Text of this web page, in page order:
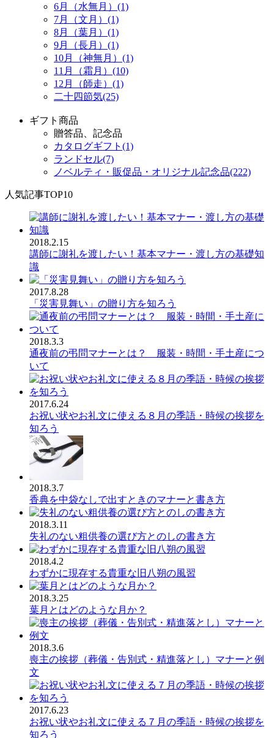
6月（水無月）(1)
7月（文月）(1)
8月（葉月）(1)
9月（長月）(1)
10月（神無月）(1)
11月（霜月）(10)
12月（師走）(1)
二十四節気(25)
ギフト商品
贈答品、記念品
カタログギフト(1)
ランドセル(7)
ノベルティ・販促品・オリジナル記念品(222)
人気記事TOP10
2018.2.15
講師に謝礼を渡したい！基本マナー・渡し方の基礎知
識
2017.8.28
「災害見舞い」の贈り方を知ろう
2018.3.3
通夜前の弔問マナーとは？ 服装・時間・手土産につ
いて
2017.6.24
お祝い状やお礼文に使える８月の季語・時候の挨拶を
知ろう
2018.3.7
香典を中袋なしで出すときのマナーと書き方
2018.3.11
失礼のない粗供養の選び方とのしの書き方
2018.4.2
わずかに現存する貴重な旧八朔の風習
2018.3.25
葉月とはどのような月か？
2018.3.6
喪主の挨拶（葬儀・告別式・精進落とし）マナーと例
文
2017.6.23
お祝い状やお礼文に使える７月の季語・時候の挨拶を
知ろう